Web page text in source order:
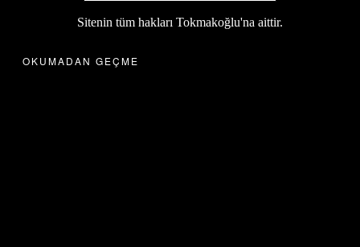
Sitenin tüm hakları Tokmakoğlu'na aittir.
OKUMADAN GEÇME